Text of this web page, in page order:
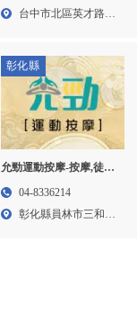
台中北區北屯區產後恢復
體態骨盆調整推薦、台中
北屯區西區文明病臉部調
整中美西式整復推拿推薦
台中市北區英才路
彰化縣
允勁運動按摩-按摩,徒手
按摩,彰化按摩,員林按摩
04-8336214
彰化縣員林市三和里